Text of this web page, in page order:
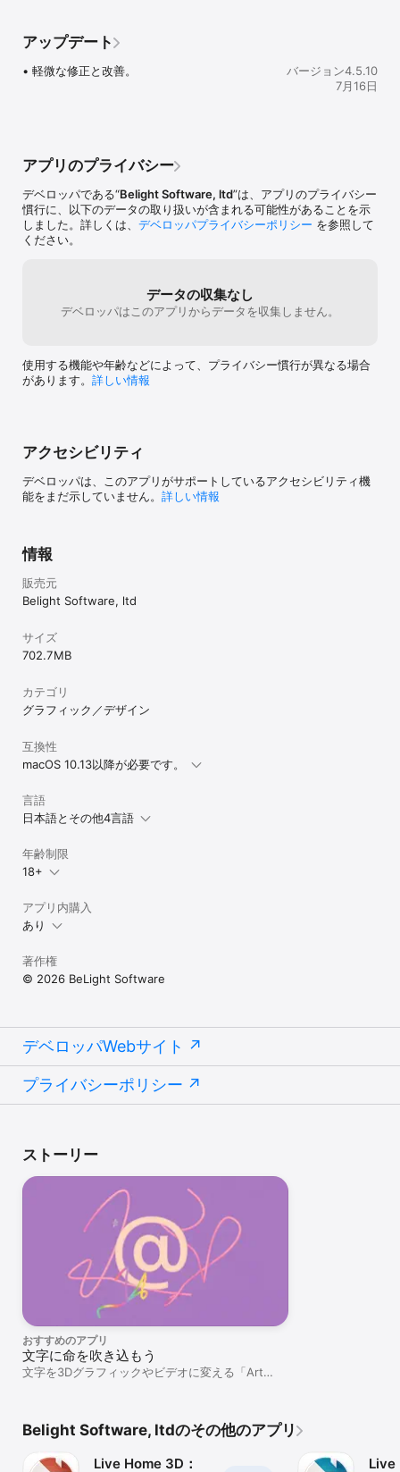
• 反射マスクツール。
のような表面の粗さ表現できます。錆びた表面、腐敗した表面、引
• 照明オプション。
スポットライトの移動や光の色の変化によって、3D テキストの照明
具合を制御します。
• 200 点以上のマテリアルプリセット。
を付けることができます。
• グローエフェクト。
• 平行投影。
• Facebook 3D 写真
2D テキストエフェクト
• スプレー塗りつぶし。
440 点以上の写真オブジェクトでテキストを塗りつぶすことができ
使って語句を表現できます。
• 歪みエフェクト。
ストの側面をすり減らす、表面にランダムな穴をあける、テキスト
を部分的に暗くするなど、さまざまな操作を行えます。
• シェーディングマテリアル。
凸型や凹型のテキストエフェクトを作成したり、テキスト上に光の
きらめきを追加したりできます。
• ツイストとベンド。
24 種類の中から任意の変形パターンを選んで、テキストの形状を変
• テキストの輪郭エフェクト。
含まれている一般的なエフェクト：影、グロー、インナーシャド
• Apple Metal に基づく新しいレンダリング。
全般
• 200+ 点のテキストデザインテンプレート。
• 750 点以上のスマートシェイプ、ベクトルアイコン、記号、サイ
ン、手書きの形状。
• ダークとライトのアピアランスがサポートされています。
• Apple Sidecar サポートのおかげで、ワークスペースを iPad ディ
スプレイにまで拡張できるようになりました。
出すことができます。アルファチャンネルがサポートされていま
す。
せください。
より正確に調査
We’re very
problem more
アップデート
• 軽微な修正と改善。
バージョン4.5.10
7月16日
アプリのプライバシー
デベロッパである“Belight Software, ltd”は、アプリのプライバシー
慣行に、以下のデータの取り扱いが含まれる可能性があることを示
しました。詳しくは、 デベロッパプライバシーポリシー を参照して
ください。
データの収集なし
デベロッパはこのアプリからデータを収集しません。
使用する機能や年齢などによって、プライバシー慣行が異なる場合
があります。 詳しい情報
アクセシビリティ
デベロッパは、このアプリがサポートしているアクセシビリティ機
能をまだ示していません。 詳しい情報
情報
販売元
Belight Software, ltd
サイズ
702.7 MB
カテゴリ
グラフィック／デザイン
互換性
macOS 10.13以降が必要です。
言語
日本語とその他4言語
年齢制限
18+
アプリ内購入
あり
著作権
© 2026 BeLight Software
デベロッパWebサイト
プライバシーポリシー
ストーリー
おすすめのアプリ
文字に命を吹き込もう
文字を3Dグラフィックやビデオに変える「Art
Belight Software, ltdのその他のアプリ
Live Home 3D： Live